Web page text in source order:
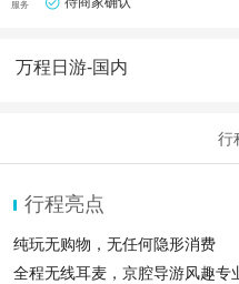
服务
万程日游-国内
行
行程亮点
纯玩无购物，无任何隐形消费
全程无线耳麦，京腔导游风趣专